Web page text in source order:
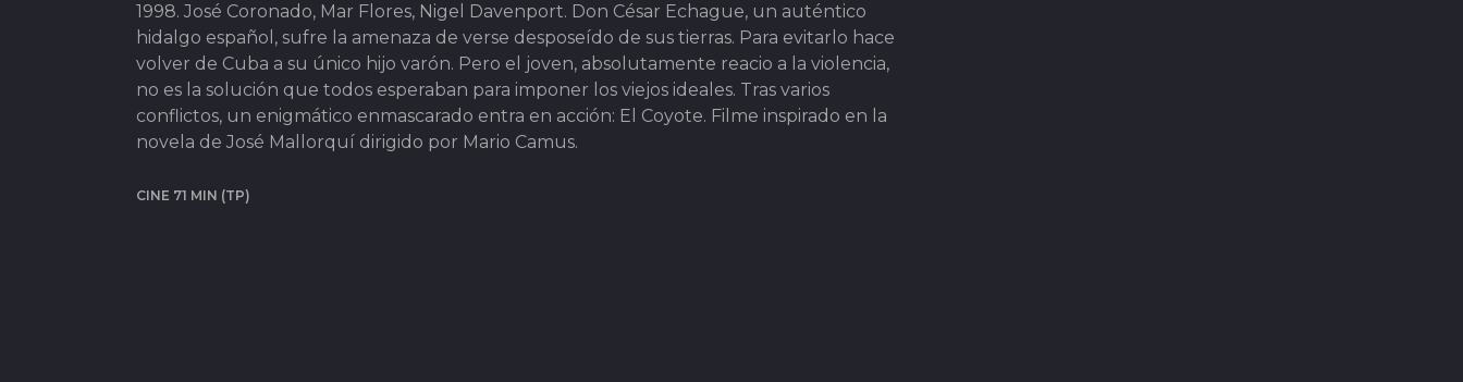
1998. José Coronado, Mar Flores, Nigel Davenport. Don César Echague, un auténtico
hidalgo español, sufre la amenaza de verse desposeído de sus tierras. Para evitarlo hace
volver de Cuba a su único hijo varón. Pero el joven, absolutamente reacio a la violencia,
no es la solución que todos esperaban para imponer los viejos ideales. Tras varios
conflictos, un enigmático enmascarado entra en acción: El Coyote. Filme inspirado en la
novela de José Mallorquí dirigido por Mario Camus.
CINE 71 MIN (TP)